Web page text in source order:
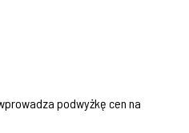
podwyżkę cen na